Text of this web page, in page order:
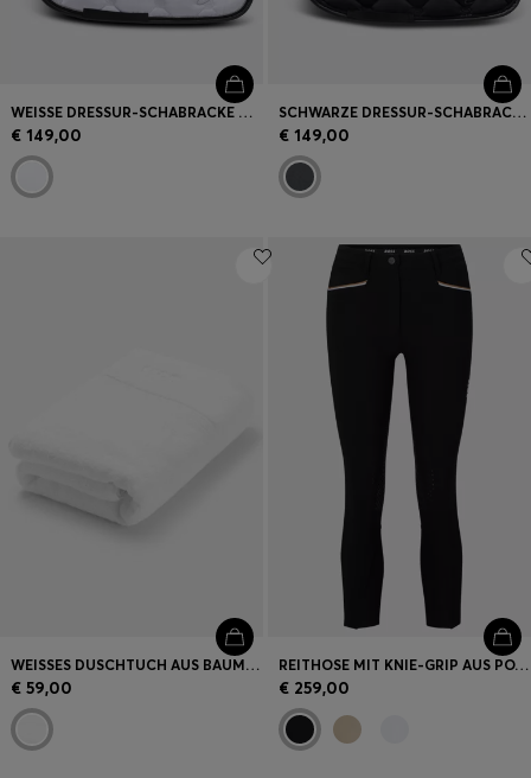
WEISSE DRESSUR-SCHABRACKE MIT KRISTALLBESATZ
€ 149,00
SCHWARZE DRESSUR-SCHABRACKE MIT KRISTALLBESATZ
€ 149,00
WEISSES DUSCHTUCH AUS BAUMWOLLE MIT GESTICKTEM LOGO
€ 59,00
REITHOSE MIT KNIE-GRIP AUS POWER-STRETCH-MATERIAL
€ 259,00